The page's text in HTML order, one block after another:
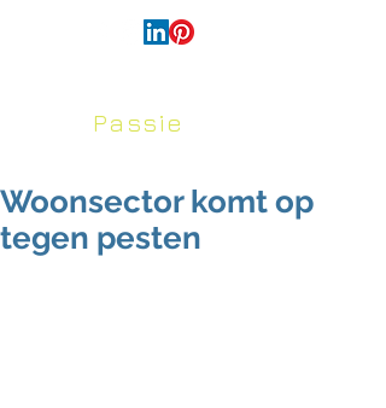
Passie
Woonsector komt op
tegen pesten